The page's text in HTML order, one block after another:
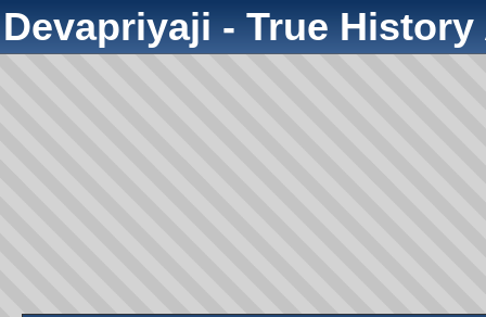
Devapriyaji - True